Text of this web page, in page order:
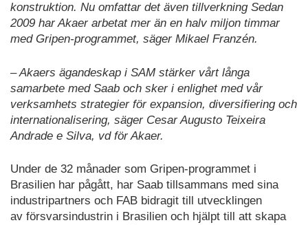
konstruktion. Nu omfattar det även tillverkning Sedan
2009 har Akaer arbetat mer än en halv miljon timmar
med Gripen-programmet, säger Mikael Franzén.
– Akaers ägandeskap i SAM stärker vårt långa
samarbete med Saab och sker i enlighet med vår
verksamhets strategier för expansion, diversifiering och
internationalisering, säger Cesar Augusto Teixeira
Andrade e Silva, vd för Akaer.
Under de 32 månader som Gripen-programmet i
Brasilien har pågått, har Saab tillsammans med sina
industripartners och FAB bidragit till utvecklingen
av försvarsindustrin i Brasilien och hjälpt till att skapa